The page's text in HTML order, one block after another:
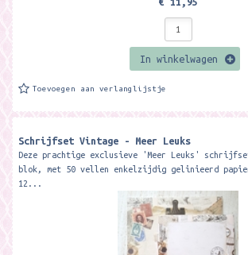
In winkelwagen
Toevoegen aan verlanglijstje
Schrijfset Vintage - Meer Leuks
Deze prachtige exclusieve 'Meer Leuks'
blok, met 50 vellen enkelzijdig gelinieerd papier
12...